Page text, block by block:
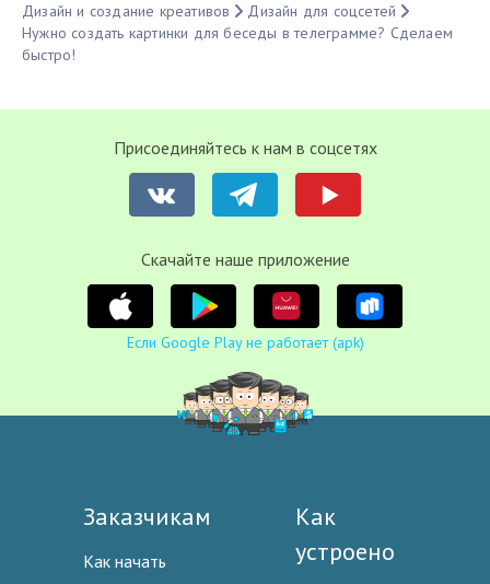
Дизайн и создание креативов
Дизайн для соцсетей
Нужно создать картинки для беседы в телеграмме? Сделаем
быстро!
Присоединяйтесь к нам в соцсетях
Cкачайте наше приложение
Если Google Play не работает (apk)
Заказчикам
Как начать
Как
устроено